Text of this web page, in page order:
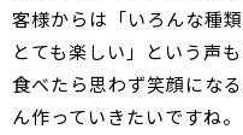
客様からは「いろんな種
とても楽しい」という声
食べたら思わず笑顔にな
ん作っていきたいですね。